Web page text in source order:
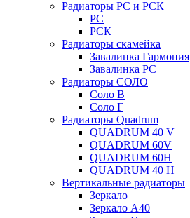
Радиаторы РС и РСК
РС
РСК
Радиаторы скамейка
Завалинка Гармония
Завалинка РС
Радиаторы СОЛО
Соло В
Соло Г
Радиаторы Quadrum
QUADRUM 40 V
QUADRUM 60V
QUADRUM 60H
QUADRUM 40 H
Вертикальные радиаторы
Зеркало
Зеркало А40